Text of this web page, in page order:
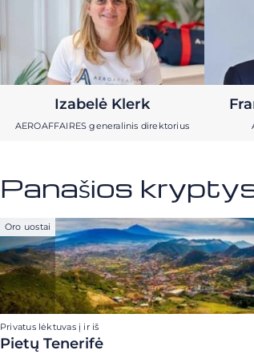
Izabelė Klerk
AEROAFFAIRES generalinis direktorius
Panašios
Oro uostai
Privatus lėktuvas į ir iš
Pietų Tenerifė